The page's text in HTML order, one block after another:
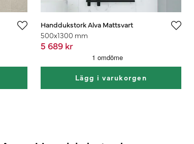
Handdukstork Alva Mattsvart
500x1300 mm
5 689 kr
Lägg i varukorgen